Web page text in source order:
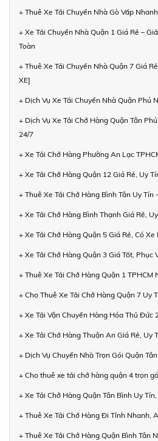
+ Thuê Xe Tải Chuyển Nhà Gò Vấp
+ Xe Tải Chuyển Nhà Quận 1 Giá Rẻ –
Toàn
+ Thuê Xe Tải Chuyển Nhà Quận 7 Giá
XE]
+ Dịch Vụ Xe Tải Chuyển Nhà Quận Phú
+ Dịch Vụ Xe Tải Chở Hàng Quận Tân
24/7
+ Xe Tải Chở Hàng Phường An Lạc
+ Xe Tải Chở Hàng Quận 12 Giá Rẻ, Uy
+ Thuê Xe Tải Chở Hàng Bình Tân Uy
+ Xe Tải Chở Hàng Bình Thạnh Giá Rẻ,
+ Xe Tải Chở Hàng Quận 5 Giá Rẻ, Có
+ Xe Tải Chở Hàng Quận 3 Giá Tốt, Phục
+ Thuê Xe Tải Chở Hàng Quận 1 TPHCM
+ Cho Thuê Xe Tải Chở Hàng Quận 7 Uy
+ Xe Tải Vận Chuyển Hàng Hóa Thủ Đức
+ Xe Tải Chở Hàng Thuận An Giá Rẻ, Uy
+ Dịch Vụ Chuyển Nhà Trọn Gói Quận
+ Cho thuê xe tải chở hàng quận 4 trọn
+ Xe Tải Chở Hàng Quận Tân Bình Uy
+ Thuê Xe Tải Chở Hàng Đi Tỉnh Nhanh,
+ Thuê Xe Tải Chở Hàng Quận Bình Tân